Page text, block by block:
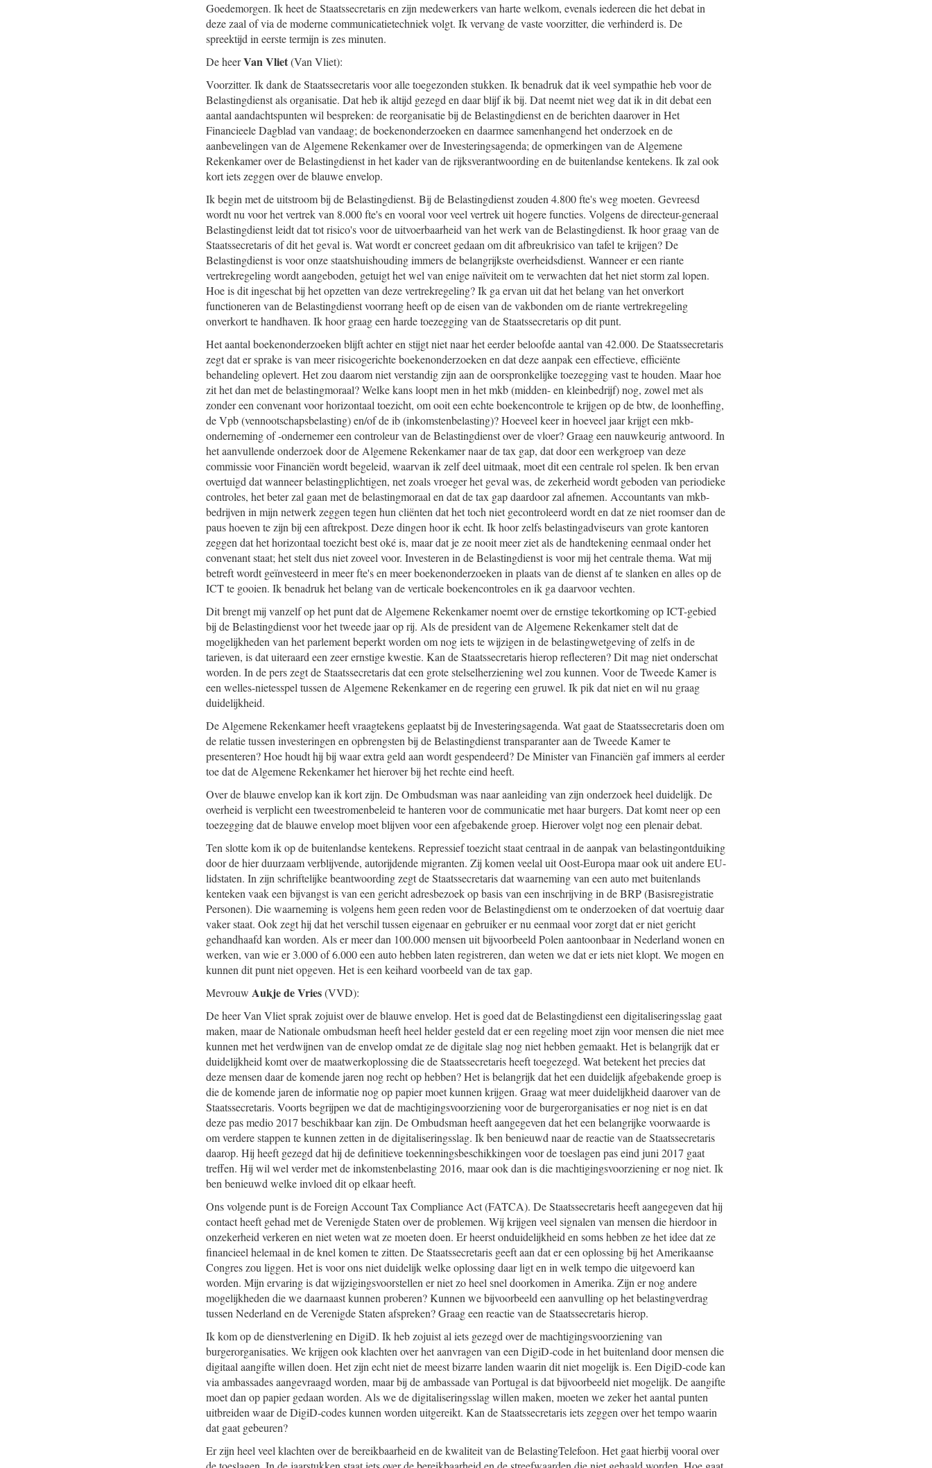
Goedemorgen. Ik heet de Staatssecretaris en zijn medewerkers van harte welkom, evenals iedereen die het debat in
deze zaal of via de moderne communicatietechniek volgt. Ik vervang de vaste voorzitter, die verhinderd is. De
spreektijd in eerste termijn is zes minuten.
De heerVan Vliet(Van Vliet):
Voorzitter. Ik dank de Staatssecretaris voor alle toegezonden stukken. Ik benadruk dat ik veel sympathie heb voor de
Belastingdienst als organisatie. Dat heb ik altijd gezegd en daar blijf ik bij. Dat neemt niet weg dat ik in dit debat een
aantal aandachtspunten wil bespreken: de reorganisatie bij de Belastingdienst en de berichten daarover in Het
Financieele Dagblad van vandaag; de boekenonderzoeken en daarmee samenhangend het onderzoek en de
aanbevelingen van de Algemene Rekenkamer over de Investeringsagenda; de opmerkingen van de Algemene
Rekenkamer over de Belastingdienst in het kader van de rijksverantwoording en de buitenlandse kentekens. Ik zal ook
kort iets zeggen over de blauwe envelop.
Ik begin met de uitstroom bij de Belastingdienst. Bij de Belastingdienst zouden 4.800 fte's weg moeten. Gevreesd
wordt nu voor het vertrek van 8.000 fte's en vooral voor veel vertrek uit hogere functies. Volgens de directeur-generaal
Belastingdienst leidt dat tot risico's voor de uitvoerbaarheid van het werk van de Belastingdienst. Ik hoor graag van de
Staatssecretaris of dit het geval is. Wat wordt er concreet gedaan om dit afbreukrisico van tafel te krijgen? De
Belastingdienst is voor onze staatshuishouding immers de belangrijkste overheidsdienst. Wanneer er een riante
vertrekregeling wordt aangeboden, getuigt het wel van enige naïviteit om te verwachten dat het niet storm zal lopen.
Hoe is dit ingeschat bij het opzetten van deze vertrekregeling? Ik ga ervan uit dat het belang van het onverkort
functioneren van de Belastingdienst voorrang heeft op de eisen van de vakbonden om de riante vertrekregeling
onverkort te handhaven. Ik hoor graag een harde toezegging van de Staatssecretaris op dit punt.
Het aantal boekenonderzoeken blijft achter en stijgt niet naar het eerder beloofde aantal van 42.000. De Staatssecretaris
zegt dat er sprake is van meer risicogerichte boekenonderzoeken en dat deze aanpak een effectieve, efficiënte
behandeling oplevert. Het zou daarom niet verstandig zijn aan de oorspronkelijke toezegging vast te houden. Maar hoe
zit het dan met de belastingmoraal? Welke kans loopt men in het mkb (midden- en kleinbedrijf) nog, zowel met als
zonder een convenant voor horizontaal toezicht, om ooit een echte boekencontrole te krijgen op de btw, de loonheffing,
de Vpb (vennootschapsbelasting) en/of de ib (inkomstenbelasting)? Hoeveel keer in hoeveel jaar krijgt een mkb-
onderneming of -ondernemer een controleur van de Belastingdienst over de vloer? Graag een nauwkeurig antwoord. In
het aanvullende onderzoek door de Algemene Rekenkamer naar de tax gap, dat door een werkgroep van deze
commissie voor Financiën wordt begeleid, waarvan ik zelf deel uitmaak, moet dit een centrale rol spelen. Ik ben ervan
overtuigd dat wanneer belastingplichtigen, net zoals vroeger het geval was, de zekerheid wordt geboden van periodieke
controles, het beter zal gaan met de belastingmoraal en dat de tax gap daardoor zal afnemen. Accountants van mkb-
bedrijven in mijn netwerk zeggen tegen hun cliënten dat het toch niet gecontroleerd wordt en dat ze niet roomser dan de
paus hoeven te zijn bij een aftrekpost. Deze dingen hoor ik echt. Ik hoor zelfs belastingadviseurs van grote kantoren
zeggen dat het horizontaal toezicht best oké is, maar dat je ze nooit meer ziet als de handtekening eenmaal onder het
convenant staat; het stelt dus niet zoveel voor. Investeren in de Belastingdienst is voor mij het centrale thema. Wat mij
betreft wordt geïnvesteerd in meer fte's en meer boekenonderzoeken in plaats van de dienst af te slanken en alles op de
ICT te gooien. Ik benadruk het belang van de verticale boekencontroles en ik ga daarvoor vechten.
Dit brengt mij vanzelf op het punt dat de Algemene Rekenkamer noemt over de ernstige tekortkoming op ICT-gebied
bij de Belastingdienst voor het tweede jaar op rij. Als de president van de Algemene Rekenkamer stelt dat de
mogelijkheden van het parlement beperkt worden om nog iets te wijzigen in de belastingwetgeving of zelfs in de
tarieven, is dat uiteraard een zeer ernstige kwestie. Kan de Staatssecretaris hierop reflecteren? Dit mag niet onderschat
worden. In de pers zegt de Staatssecretaris dat een grote stelselherziening wel zou kunnen. Voor de Tweede Kamer is
een welles-nietesspel tussen de Algemene Rekenkamer en de regering een gruwel. Ik pik dat niet en wil nu graag
duidelijkheid.
De Algemene Rekenkamer heeft vraagtekens geplaatst bij de Investeringsagenda. Wat gaat de Staatssecretaris doen om
de relatie tussen investeringen en opbrengsten bij de Belastingdienst transparanter aan de Tweede Kamer te
presenteren? Hoe houdt hij bij waar extra geld aan wordt gespendeerd? De Minister van Financiën gaf immers al eerder
toe dat de Algemene Rekenkamer het hierover bij het rechte eind heeft.
Over de blauwe envelop kan ik kort zijn. De Ombudsman was naar aanleiding van zijn onderzoek heel duidelijk. De
overheid is verplicht een tweestromenbeleid te hanteren voor de communicatie met haar burgers. Dat komt neer op een
toezegging dat de blauwe envelop moet blijven voor een afgebakende groep. Hierover volgt nog een plenair debat.
Ten slotte kom ik op de buitenlandse kentekens. Repressief toezicht staat centraal in de aanpak van belastingontduiking
door de hier duurzaam verblijvende, autorijdende migranten. Zij komen veelal uit Oost-Europa maar ook uit andere EU-
lidstaten. In zijn schriftelijke beantwoording zegt de Staatssecretaris dat waarneming van een auto met buitenlands
kenteken vaak een bijvangst is van een gericht adresbezoek op basis van een inschrijving in de BRP (Basisregistratie
Personen). Die waarneming is volgens hem geen reden voor de Belastingdienst om te onderzoeken of dat voertuig daar
vaker staat. Ook zegt hij dat het verschil tussen eigenaar en gebruiker er nu eenmaal voor zorgt dat er niet gericht
gehandhaafd kan worden. Als er meer dan 100.000 mensen uit bijvoorbeeld Polen aantoonbaar in Nederland wonen en
werken, van wie er 3.000 of 6.000 een auto hebben laten registreren, dan weten we dat er iets niet klopt. We mogen en
kunnen dit punt niet opgeven. Het is een keihard voorbeeld van de tax gap.
Mevrouw Aukje de Vries(VVD):
De heer Van Vliet sprak zojuist over de blauwe envelop. Het is goed dat de Belastingdienst een digitaliseringsslag gaat
maken, maar de Nationale ombudsman heeft heel helder gesteld dat er een regeling moet zijn voor mensen die niet mee
kunnen met het verdwijnen van de envelop omdat ze de digitale slag nog niet hebben gemaakt. Het is belangrijk dat er
duidelijkheid komt over de maatwerkoplossing die de Staatssecretaris heeft toegezegd. Wat betekent het precies dat
deze mensen daar de komende jaren nog recht op hebben? Het is belangrijk dat het een duidelijk afgebakende groep is
die de komende jaren de informatie nog op papier moet kunnen krijgen. Graag wat meer duidelijkheid daarover van de
Staatssecretaris. Voorts begrijpen we dat de machtigingsvoorziening voor de burgerorganisaties er nog niet is en dat
deze pas medio 2017 beschikbaar kan zijn. De Ombudsman heeft aangegeven dat het een belangrijke voorwaarde is
om verdere stappen te kunnen zetten in de digitaliseringsslag. Ik ben benieuwd naar de reactie van de Staatssecretaris
daarop. Hij heeft gezegd dat hij de definitieve toekenningsbeschikkingen voor de toeslagen pas eind juni 2017 gaat
treffen. Hij wil wel verder met de inkomstenbelasting 2016, maar ook dan is die machtigingsvoorziening er nog niet. Ik
ben benieuwd welke invloed dit op elkaar heeft.
Ons volgende punt is de Foreign Account Tax Compliance Act (FATCA). De Staatssecretaris heeft aangegeven dat hij
contact heeft gehad met de Verenigde Staten over de problemen. Wij krijgen veel signalen van mensen die hierdoor in
onzekerheid verkeren en niet weten wat ze moeten doen. Er heerst onduidelijkheid en soms hebben ze het idee dat ze
financieel helemaal in de knel komen te zitten. De Staatssecretaris geeft aan dat er een oplossing bij het Amerikaanse
Congres zou liggen. Het is voor ons niet duidelijk welke oplossing daar ligt en in welk tempo die uitgevoerd kan
worden. Mijn ervaring is dat wijzigingsvoorstellen er niet zo heel snel doorkomen in Amerika. Zijn er nog andere
mogelijkheden die we daarnaast kunnen proberen? Kunnen we bijvoorbeeld een aanvulling op het belastingverdrag
tussen Nederland en de Verenigde Staten afspreken? Graag een reactie van de Staatssecretaris hierop.
Ik kom op de dienstverlening en DigiD. Ik heb zojuist al iets gezegd over de machtigingsvoorziening van
burgerorganisaties. We krijgen ook klachten over het aanvragen van een DigiD-code in het buitenland door mensen die
digitaal aangifte willen doen. Het zijn echt niet de meest bizarre landen waarin dit niet mogelijk is. Een DigiD-code kan
via ambassades aangevraagd worden, maar bij de ambassade van Portugal is dat bijvoorbeeld niet mogelijk. De aangifte
moet dan op papier gedaan worden. Als we de digitaliseringsslag willen maken, moeten we zeker het aantal punten
uitbreiden waar de DigiD-codes kunnen worden uitgereikt. Kan de Staatssecretaris iets zeggen over het tempo waarin
dat gaat gebeuren?
Er zijn heel veel klachten over de bereikbaarheid en de kwaliteit van de BelastingTelefoon. Het gaat hierbij vooral over